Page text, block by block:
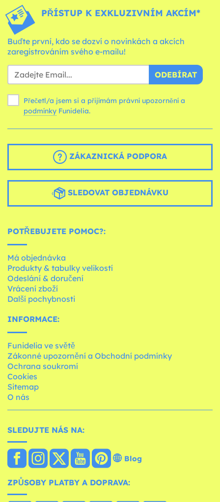
PŘÍSTUP K EXKLUZIVNÍM AKCÍM*
Buďte první, kdo se dozví o novinkách a akcích
zaregistrováním svého e-mailu!
ODEBÍRAT
Přečetl/a jsem si a přijímám právní upozornění a
podmínky Funidelia.
ZÁKAZNICKÁ PODPORA
SLEDOVAT OBJEDNÁVKU
POTŘEBUJETE POMOC?:
Má objednávka
Produkty & tabulky velikostí
Odeslání & doručení
Vrácení zboží
Další pochybnosti
INFORMACE:
Funidelia ve světě
Zákonné upozornění a Obchodní podmínky
Ochrana soukromí
Cookies
Sitemap
O nás
SLEDUJTE NÁS NA:
Blog
ZPŮSOBY PLATBY A DOPRAVA: